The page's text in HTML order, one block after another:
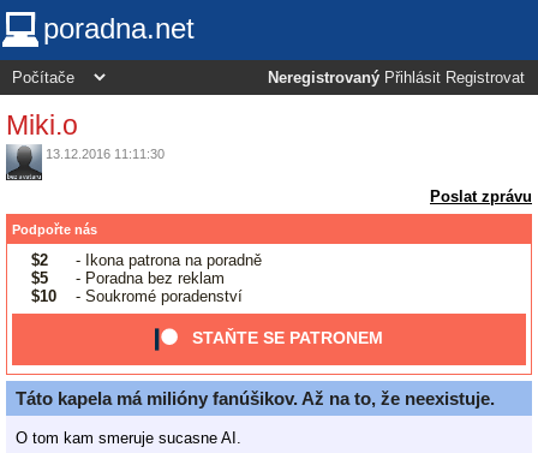
poradna.net
Neregistrovaný Přihlásit Registrovat
Miki.o
13.12.2016 11:11:30
Poslat zprávu
Podpořte nás
$2
- Ikona patrona na poradně
$5
- Poradna bez reklam
$10
- Soukromé poradenství
STAŇTE SE PATRONEM
Táto kapela má milióny fanúšikov. Až na to, že neexistuje.
O tom kam smeruje sucasne AI.